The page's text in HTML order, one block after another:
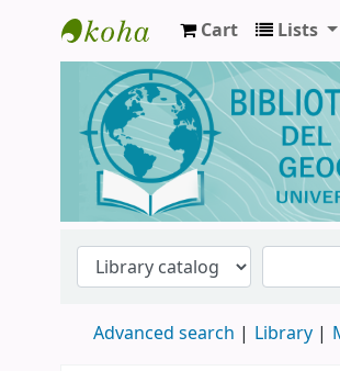
Biblioteca de Geografía y
Cart Lists
Advanced search Library